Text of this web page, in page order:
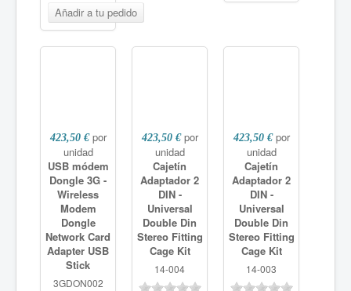
423,50 € por
unidad
USB módem
Dongle 3G -
Wireless
Modem
Dongle
Network Card
Adapter USB
Stick
3GDON002
423,50 € por
unidad
Cajetín
Adaptador 2
DIN -
Universal
Double Din
Stereo Fitting
Cage Kit
14-004
423,50 € por
unidad
Cajetín
Adaptador 2
DIN -
Universal
Double Din
Stereo Fitting
Cage Kit
14-003